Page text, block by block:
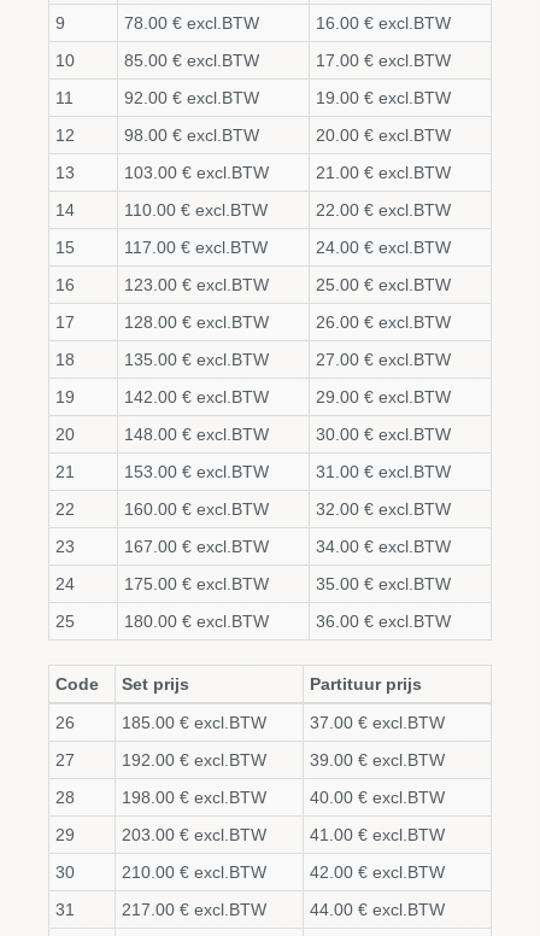
9
78.00 € excl.BTW
16.00 € excl.BTW
10
85.00 € excl.BTW
17.00 € excl.BTW
11
92.00 € excl.BTW
19.00 € excl.BTW
12
98.00 € excl.BTW
20.00 € excl.BTW
13
103.00 € excl.BTW
21.00 € excl.BTW
14
110.00 € excl.BTW
22.00 € excl.BTW
15
117.00 € excl.BTW
24.00 € excl.BTW
16
123.00 € excl.BTW
25.00 € excl.BTW
17
128.00 € excl.BTW
26.00 € excl.BTW
18
135.00 € excl.BTW
27.00 € excl.BTW
19
142.00 € excl.BTW
29.00 € excl.BTW
20
148.00 € excl.BTW
30.00 € excl.BTW
21
153.00 € excl.BTW
31.00 € excl.BTW
22
160.00 € excl.BTW
32.00 € excl.BTW
23
167.00 € excl.BTW
34.00 € excl.BTW
24
175.00 € excl.BTW
35.00 € excl.BTW
25
180.00 € excl.BTW 36.00 € excl.BTW
Code Set prijs
Partituur prijs
26
185.00 € excl.BTW
37.00 € excl.BTW
27
192.00 € excl.BTW
39.00 € excl.BTW
28
198.00 € excl.BTW
40.00 € excl.BTW
29
203.00 € excl.BTW
41.00 € excl.BTW
30
210.00 € excl.BTW
42.00 € excl.BTW
31
217.00 € excl.BTW
44.00 € excl.BTW